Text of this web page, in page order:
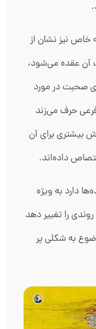
خاص نیز نشان از
آن عقده می‌شود،
صحبت در مورد
حرف می‌زند
بیشتری برای آن
داده‌اند.
دارد به ویژه
را تغییر دهد
به شکلی پر